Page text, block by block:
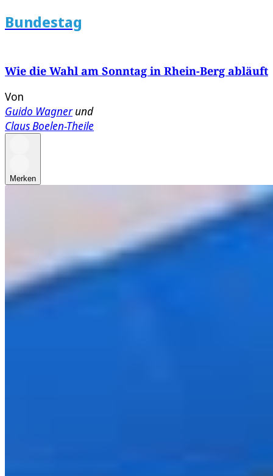
Bundestag
Wie die Wahl am Sonntag in Rhein-Berg abläuft
Von
Guido Wagnerund
Claus Boelen-Theile
Merken